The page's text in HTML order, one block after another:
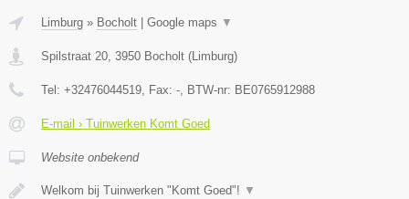
Limburg » Bocholt Google maps ▼
Spilstraat 20, 3950 Bocholt (Limburg)
Tel: +32476044519, Fax: -, BTW-nr: BE0765912988
E-mail › Tuinwerken Komt Goed
Website onbekend
Welkom bij Tuinwerken "Komt Goed"! ▼